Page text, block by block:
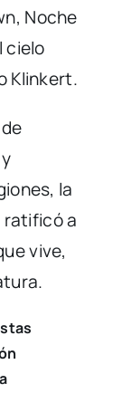
Noche
cielo
Klinkert.
la
ratificó a
vive,